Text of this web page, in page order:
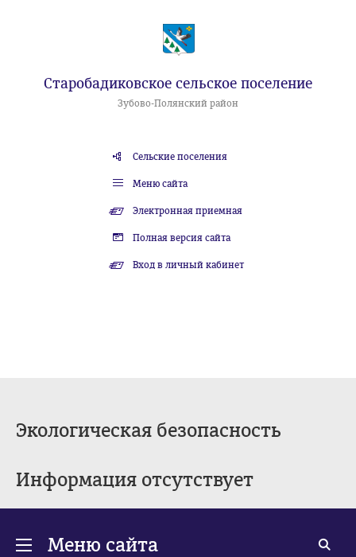
Старобадиковское сельское поселение
Зубово-Полянский район
Сельские поселения
Меню сайта
Электронная приемная
Полная версия сайта
Вход в личный кабинет
Экологическая безопасность
Информация отсутствует
Меню сайта